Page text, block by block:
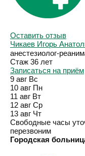
Оставить отзыв
Чикаев Игорь
анестезиолог-
Стаж 36 лет
Записаться на приём
9 авг Вс
10 авг Пн
11 авг Вт
12 авг Ср
13 авг Чт
Свободные часы
перезвоним
Городская